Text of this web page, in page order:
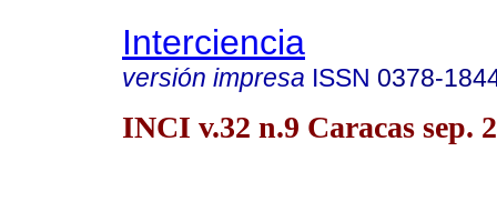
Interciencia
versión impresa ISSN 0378-
INCI v.32 n.9 Caracas sep.